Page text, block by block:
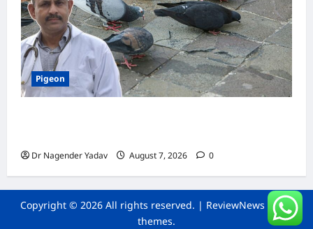
Pigeon
Dr Nagender Yadav August 7, 2026 0
Copyright © 2026 All rights reserved. | ReviewNews by AF
themes.